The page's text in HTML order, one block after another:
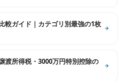
較ガイド｜カテゴリ別最強の1枚
渡所得税・3000万円特別控除の